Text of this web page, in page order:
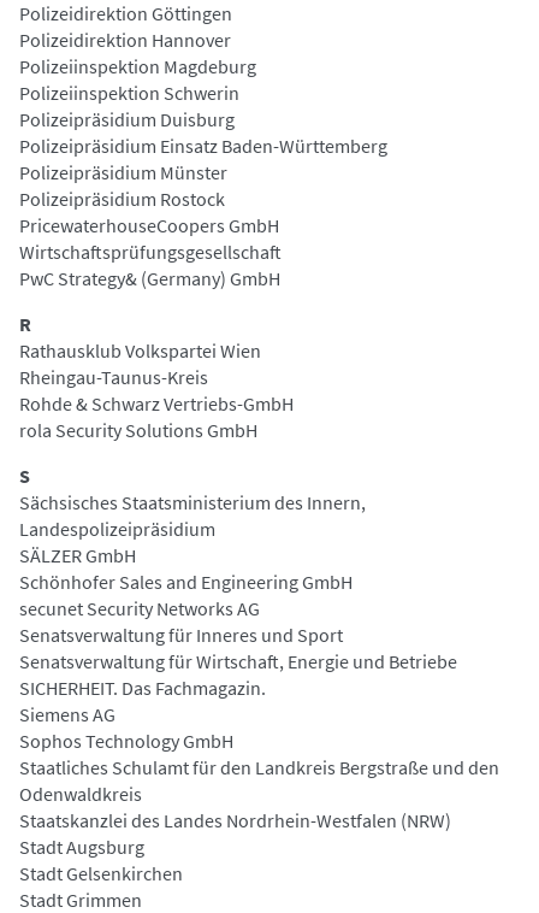
Polizeidirektion Göttingen
Polizeidirektion Hannover
Polizeiinspektion Magdeburg
Polizeiinspektion Schwerin
Polizeipräsidium Duisburg
Polizeipräsidium Einsatz Baden-Württemberg
Polizeipräsidium Münster
Polizeipräsidium Rostock
PricewaterhouseCoopers GmbH
Wirtschaftsprüfungsgesellschaft
PwC Strategy& (Germany) GmbH
R
Rathausklub Volkspartei Wien
Rheingau-Taunus-Kreis
Rohde & Schwarz Vertriebs-GmbH
rola Security Solutions GmbH
S
Sächsisches Staatsministerium des Innern,
Landespolizeipräsidium
SÄLZER GmbH
Schönhofer Sales and Engineering GmbH
secunet Security Networks AG
Senatsverwaltung für Inneres und Sport
Senatsverwaltung für Wirtschaft, Energie und Betriebe
SICHERHEIT. Das Fachmagazin.
Siemens AG
Sophos Technology GmbH
Staatliches Schulamt für den Landkreis Bergstraße und den
Odenwaldkreis
Staatskanzlei des Landes Nordrhein-Westfalen (NRW)
Stadt Augsburg
Stadt Gelsenkirchen
Stadt Grimmen